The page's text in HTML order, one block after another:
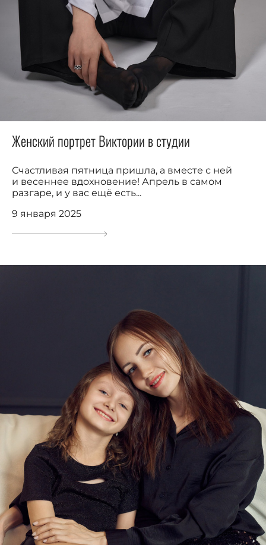
Женский портрет Виктории в студии
Счастливая пятница пришла, а вместе с ней
и весеннее вдохновение! Апрель в самом
разгаре, и у вас ещё есть...
9 января 2025